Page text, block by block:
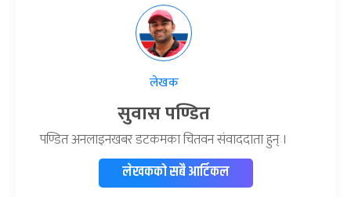
लेखक
सुवास पण्डित
पण्डित अनलाइनखबर डटकमका चितवन संवाददाता हुन् ।
लेखकको सबै आर्टिकल